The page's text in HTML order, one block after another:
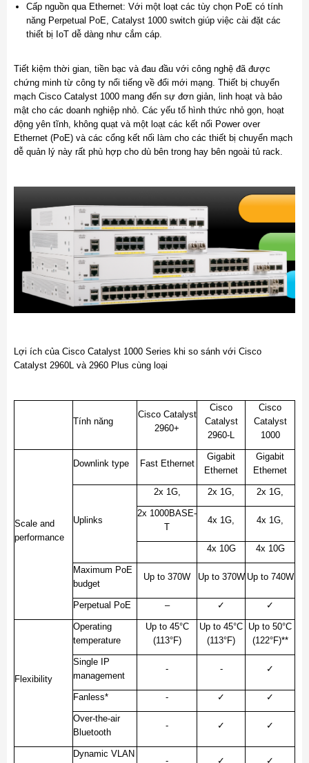
Cấp nguồn qua Ethernet: Với một loạt các tùy chọn PoE có tính
năng Perpetual PoE, Catalyst 1000 switch giúp việc cài đặt các
thiết bị IoT dễ dàng như cắm cáp.
Tiết kiệm thời gian, tiền bạc và đau đầu với công nghệ đã được
chứng minh từ công ty nổi tiếng về đổi mới mạng. Thiết bị chuyển
mạch Cisco Catalyst 1000 mang đến sự đơn giản, linh hoạt và bảo
mật cho các doanh nghiệp nhỏ. Các yếu tố hình thức nhỏ gọn, hoạt
động yên tĩnh, không quạt và một loạt các kết nối Power over
Ethernet (PoE) và các cổng kết nối làm cho các thiết bị chuyển mạch
dễ quản lý này rất phù hợp cho dù bên trong hay bên ngoài tủ rack.
Lợi ích của Cisco Catalyst 1000 Series khi so sánh với Cisco
Catalyst 2960L và 2960 Plus cùng loại
Tính năng
Cisco Catalyst
2960+
Cisco
Catalyst
2960-L
Cisco
Catalyst
1000
Scale and
performance
Downlink type Fast Ethernet
Gigabit
Ethernet
Gigabit
Ethernet
Uplinks
2x 1G, 2x 1G, 2x 1G,
2x 1000BASE-
T
4x 1G, 4x 1G,
4x 10G 4x 10G
Maximum PoE
budget
Up to 370W Up to 370W Up to 740W
Perpetual PoE – ✓ ✓
Flexibility
Operating
temperature
Up to 45°C
(113°F)
Up to 45°C
(113°F)
Up to 50°C
(122°F)**
Single IP
management
- - ✓
Fanless* - ✓ ✓
Over-the-air
Bluetooth
- ✓ ✓
Dynamic VLAN
- ✓ ✓